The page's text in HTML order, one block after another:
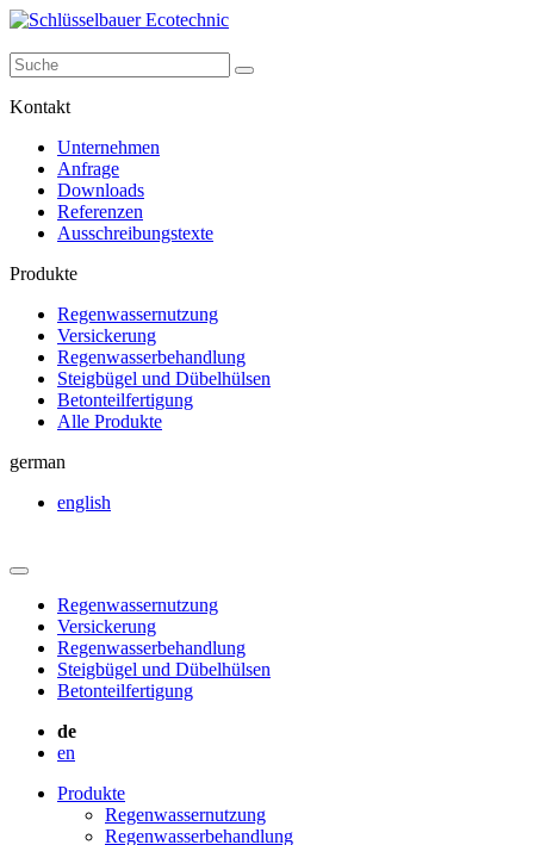
Kontakt
Unternehmen
Anfrage
Downloads
Referenzen
Ausschreibungstexte
Produkte
Regenwassernutzung
Versickerung
Regenwasserbehandlung
Steigbügel und Dübelhülsen
Betonteilfertigung
Alle Produkte
german
english
Regenwassernutzung
Versickerung
Regenwasserbehandlung
Steigbügel und Dübelhülsen
Betonteilfertigung
de
en
Produkte
Regenwassernutzung
Regenwasserbehandlung